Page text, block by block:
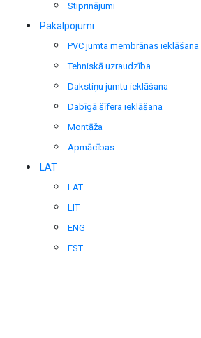
Stiprinājumi
Pakalpojumi
PVC jumta membrānas ieklāšana
Tehniskā uzraudzība
Dakstiņu jumtu ieklāšana
Dabīgā šīfera ieklāšana
Montāža
Apmācības
LAT
LAT
LIT
ENG
EST